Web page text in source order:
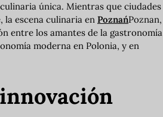
única. Mientras que ciudades
la escena culinaria en PoznańPoznan,
entre los amantes de la gastronomía
moderna en Polonia, y en